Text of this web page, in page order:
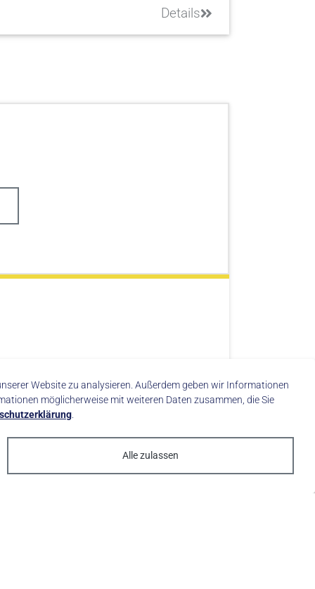
Details
Google Maps
Maps
Website zu analysieren. Außerdem geben wir Informationen
möglicherweise mit weiteren Daten zusammen, die Sie
Alle zulassen